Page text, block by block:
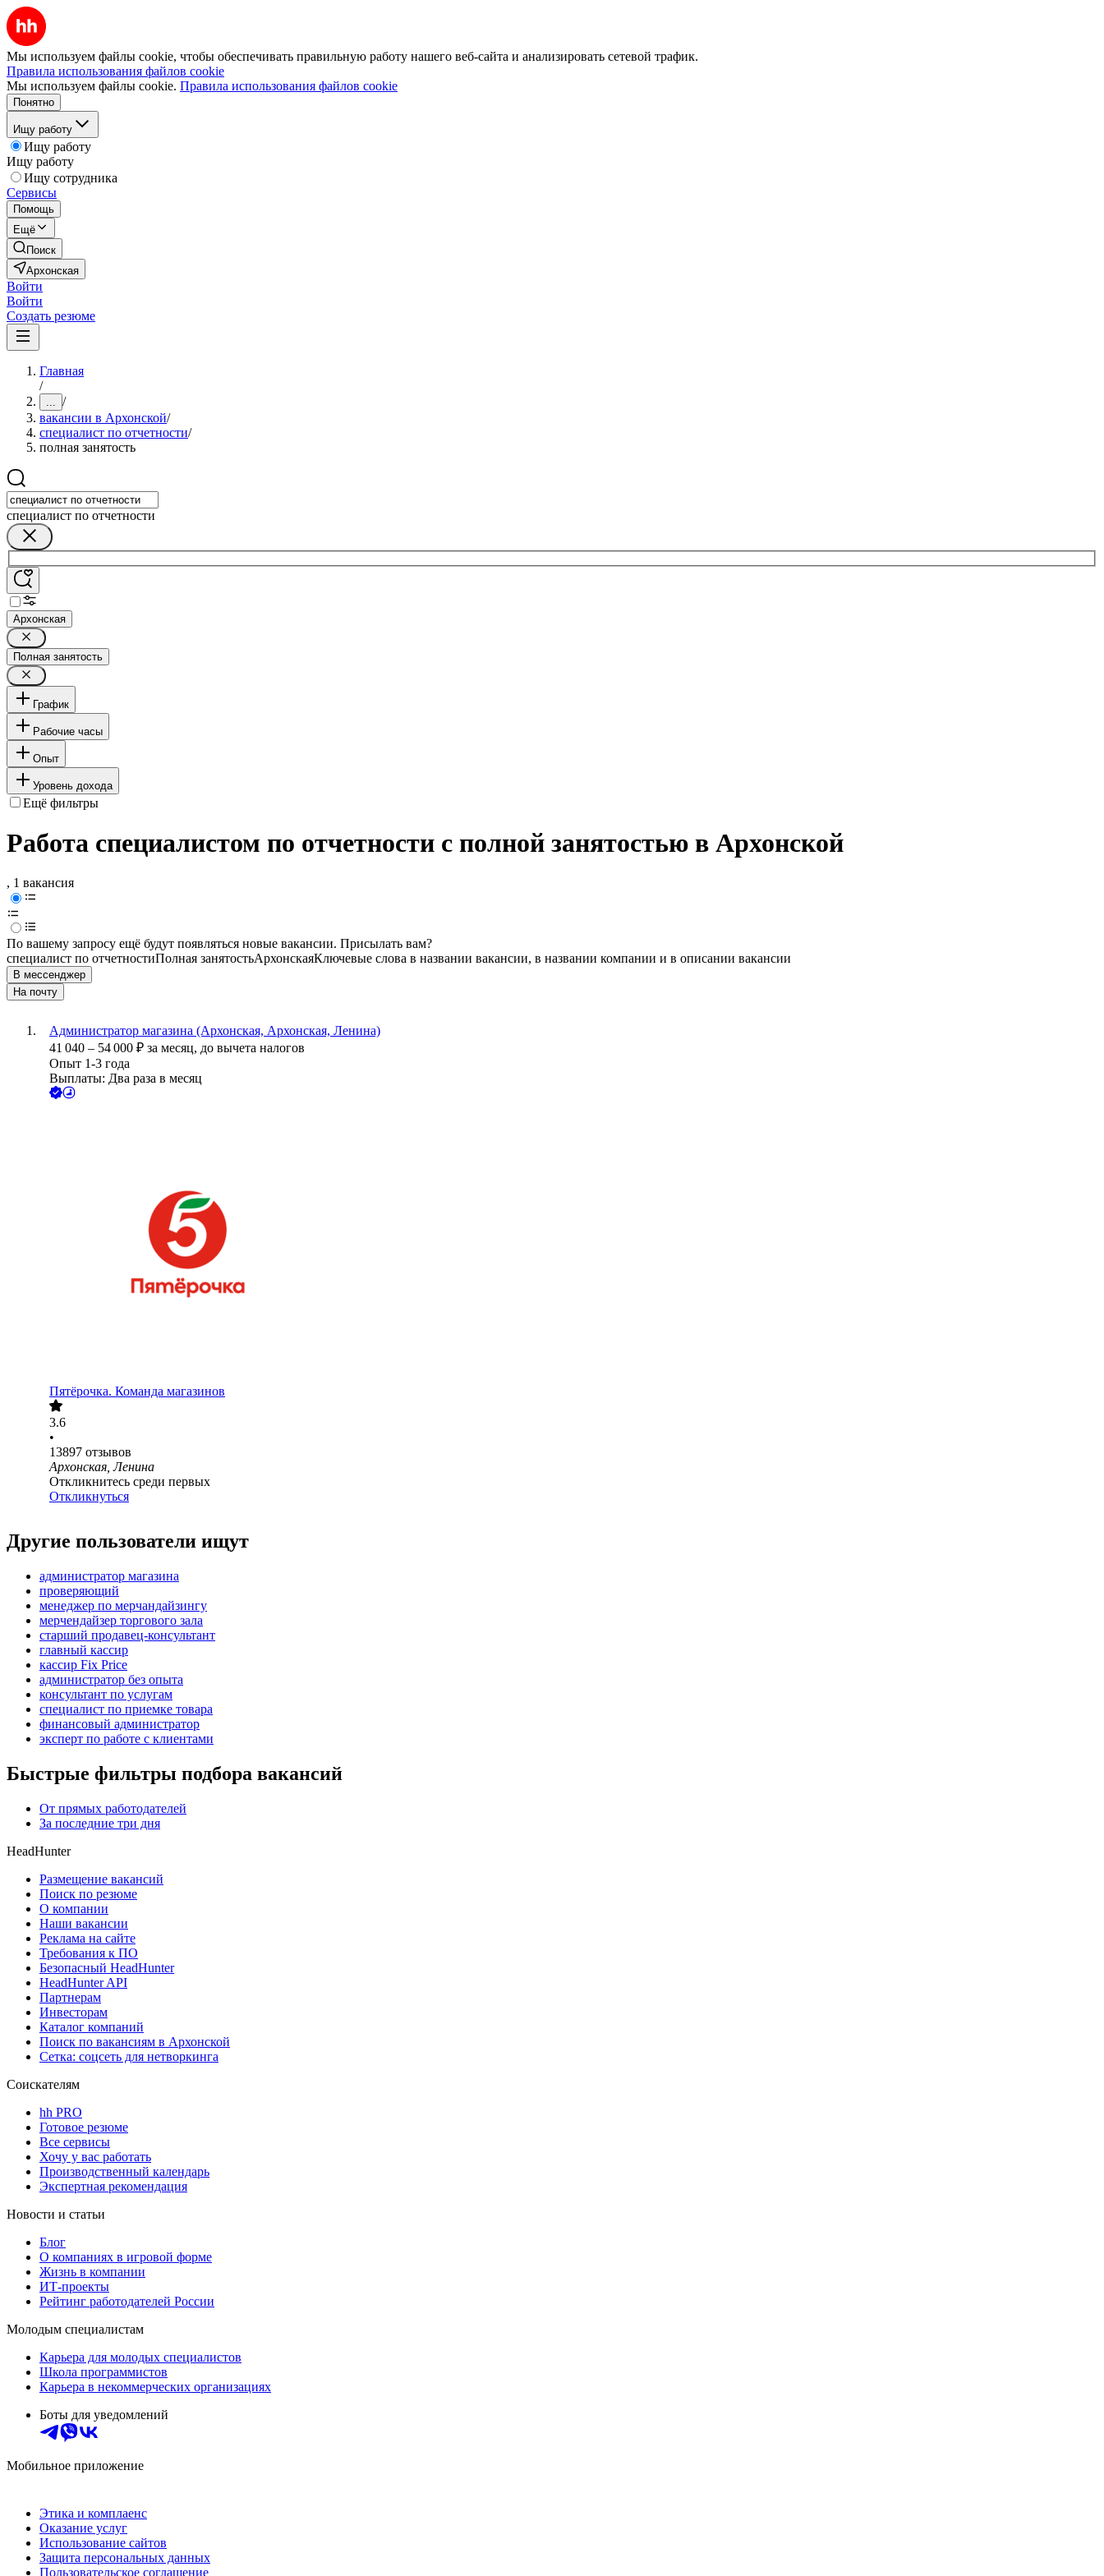
Мы используем файлы cookie, чтобы обеспечивать правильную работу нашего веб-сайта и анализировать сетевой трафик.
Правила использования файлов cookie
Мы используем файлы cookie. Правила использования файлов cookie
Понятно
Ищу работу
Ищу работу
Ищу работу
Ищу сотрудника
Сервисы
Помощь
Ещё
Поиск
Архонская
Войти
Войти
Создать резюме
Главная
/
... /
вакансии в Архонской/
специалист по отчетности/
полная занятость
специалист по отчетности
Архонская
Полная занятость
График
Рабочие часы
Опыт
Уровень дохода
Ещё фильтры
Работа специалистом по отчетности с полной занятостью в Архонской
, 1 вакансия
По вашему запросу ещё будут появляться новые вакансии. Присылать вам?
специалист по отчетностиПолная занятостьАрхонскаяКлючевые слова в названии вакансии, в названии компании и в описании вакансии
В мессенджер
На почту
Администратор магазина (Архонская, Архонская, Ленина)
41 040 – 54 000 ₽ за месяц, до вычета налогов
Опыт 1-3 года
Выплаты: Два раза в месяц
Пятёрочка. Команда магазинов
3.6
•
13897 отзывов
Архонская, Ленина
Откликнитесь среди первых
Откликнуться
Другие пользователи ищут
администратор магазина
проверяющий
менеджер по мерчандайзингу
мерчендайзер торгового зала
старший продавец-консультант
главный кассир
кассир Fix Price
администратор без опыта
консультант по услугам
специалист по приемке товара
финансовый администратор
эксперт по работе с клиентами
Быстрые фильтры подбора вакансий
От прямых работодателей
За последние три дня
HeadHunter
Размещение вакансий
Поиск по резюме
О компании
Наши вакансии
Реклама на сайте
Требования к ПО
Безопасный HeadHunter
HeadHunter API
Партнерам
Инвесторам
Каталог компаний
Поиск по вакансиям в Архонской
Сетка: соцсеть для нетворкинга
Соискателям
hh PRO
Готовое резюме
Все сервисы
Хочу у вас работать
Производственный календарь
Экспертная рекомендация
Новости и статьи
Блог
О компаниях в игровой форме
Жизнь в компании
ИТ-проекты
Рейтинг работодателей России
Молодым специалистам
Карьера для молодых специалистов
Школа программистов
Карьера в некоммерческих организациях
Боты для уведомлений
Мобильное приложение
Этика и комплаенс
Оказание услуг
Использование сайтов
Защита персональных данных
Пользовательское соглашение